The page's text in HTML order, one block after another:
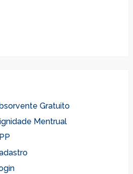
Gratuito
Mentrual